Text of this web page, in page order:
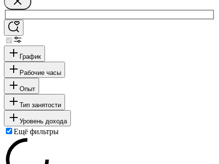
График
Рабочие часы
Опыт
Тип занятости
Уровень дохода
Ещё фильтры